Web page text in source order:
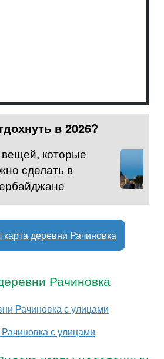
в 2026?
вещей, которые
сделать в
карта деревни Рачиновка
Рачиновка
Рачиновка с улицами
с улицами